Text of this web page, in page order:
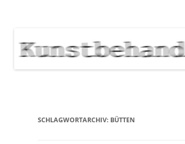
NEWS
SCHLAGWORTARCHIV: BÜTTEN